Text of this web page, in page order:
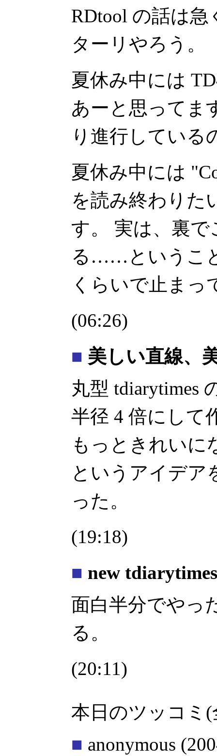
RDtool の話は
ターリやろう。
夏休み中には
あーと思ってま
り進行している
夏休み中には
を読み終わりた
す。 実は、裏
る……というこ
くらいで止まっ
(06:26)
■ 美しい直線、
丸型 tdiarytimes
半径 4 倍にして
もっときれいに
というアイデア
った。
(19:18)
■ new
面白半分でやっ
る。
(20:11)
本日のツッコミ(
■ anonymous